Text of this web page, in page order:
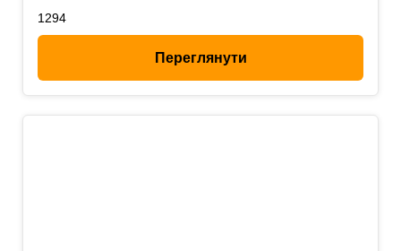
1294
Переглянути